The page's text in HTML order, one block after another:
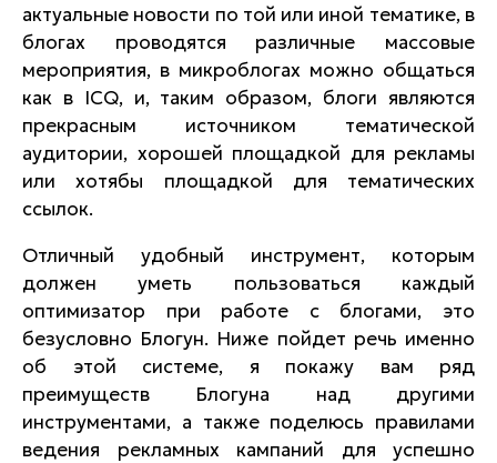
актуальные новости по той или иной тематике, в
блогах проводятся различные массовые
мероприятия, в микроблогах можно общаться
как в ICQ, и, таким образом, блоги являются
прекрасным источником тематической
аудитории, хорошей площадкой для рекламы
или хотябы площадкой для тематических
ссылок.
Отличный удобный инструмент, которым
должен уметь пользоваться каждый
оптимизатор при работе с блогами, это
безусловно Блогун. Ниже пойдет речь именно
об этой системе, я покажу вам ряд
преимуществ Блогуна над другими
инструментами, а также поделюсь правилами
ведения рекламных кампаний для успешно